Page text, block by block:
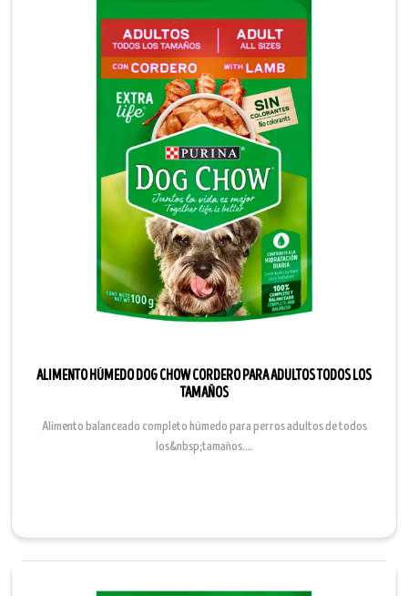
ALIMENTO HÚMEDO DOG CHOW CORDERO PARA ADULTOS TODOS LOS
TAMAÑOS
Alimento balanceado completo húmedo para perros adultos de todos
los&nbsp;tamaños....